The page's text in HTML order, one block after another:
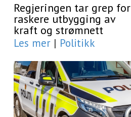
Regjeringen tar grep for
raskere utbygging av
kraft og strømnett
Les mer | Politikk